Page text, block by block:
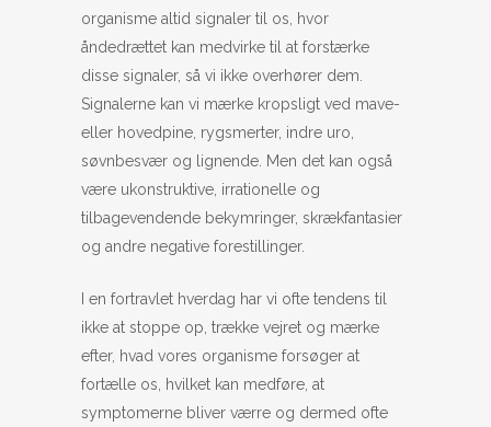
organisme altid signaler til os, hvor
åndedrættet kan medvirke til at forstærke
disse signaler, så vi ikke overhører dem.
Signalerne kan vi mærke kropsligt ved mave-
eller hovedpine, rygsmerter, indre uro,
søvnbesvær og lignende. Men det kan også
være ukonstruktive, irrationelle og
tilbagevendende bekymringer, skrækfantasier
og andre negative forestillinger.
I en fortravlet hverdag har vi ofte tendens til
ikke at stoppe op, trække vejret og mærke
efter, hvad vores organisme forsøger at
fortælle os, hvilket kan medføre, at
symptomerne bliver værre og dermed ofte